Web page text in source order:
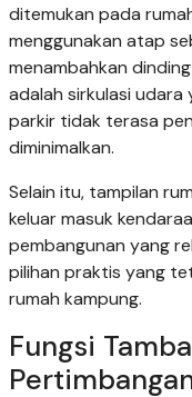
ditemukan pada
menggunakan atap
menambahkan
adalah sirkulasi udara
parkir tidak terasa
diminimalkan.
Selain itu, tampilan
keluar masuk
pembangunan yang
pilihan praktis yang
rumah kampung.
Fungsi